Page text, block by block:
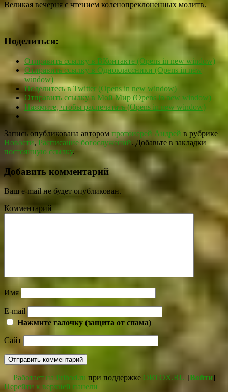
Великая вечерня с чтением коленопреклоненных молитв.
Поделиться:
Отправить ссылку в ВКонтакте (Opens in new window)
Отправить ссылку в Одноклассники (Opens in new
window)
Поделитесь в Twitter (Opens in new window)
Отправить ссылку в Мой Мир (Opens in new window)
Нажмите, чтобы распечатать (Opens in new window)
Запись опубликована автором протоиерей Андрей в рубрике
Новости, Расписание богослужений. Добавьте в закладки
постоянную ссылку.
Добавить комментарий
Ваш e-mail не будет опубликован.
Комментарий
Имя
E-mail
Нажмите галочку (защита от спама)
Сайт
Работает на Prihod.ruпри поддержке ORTOX.RU [Войти]
Перейти к верхней панели